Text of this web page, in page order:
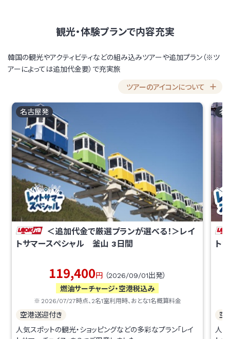
観光・体験プランで内容充実
韓国の観光やアクティビティなどの組み込みツアーや追加プラン（※ツ
アーによっては追加代金要）で充実旅
ツアーのアイコンについて
＜追加代金で厳選プランが選べる！＞レイ
トサマースペシャル 釜山 3 日間
名古屋発
119,400円 （2026/09/01出発）
燃油サーチャージ・空港税込み
2026/07/27時点、 2名1室利用時、おとな1名概算料金
空港送迎付き
人気スポットの観光・ショッピングなどの多彩なプラン「レイ
ト
名
空
人